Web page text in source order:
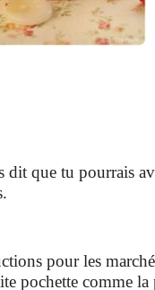
dit que tu pourrais
pour les
pochette comme